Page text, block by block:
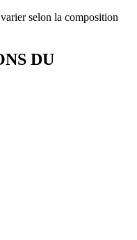
selon la composition
DU